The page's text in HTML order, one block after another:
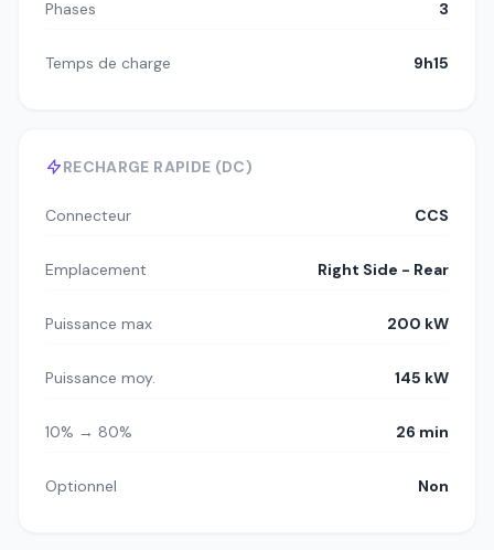
Phases 3
Temps de charge 9h15
RECHARGE RAPIDE (DC)
Connecteur CCS
Emplacement Right Side - Rear
Puissance max 200 kW
Puissance moy. 145 kW
10% → 80% 26 min
Optionnel Non